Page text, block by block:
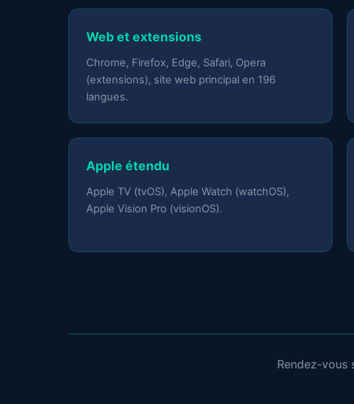
Web et extensions
Chrome, Firefox, Edge, Safari, Opera
(extensions), site web principal en 196
langues.
Apple étendu
Apple TV (tvOS), Apple Watch (watchOS),
Apple Vision Pro (visionOS).
Rendez-vous